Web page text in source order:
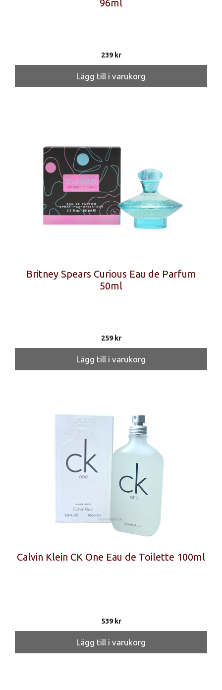
96ml
239kr
Lägg till i varukorg
Britney Spears Curious Eau de Parfum
50ml
259kr
Lägg till i varukorg
Calvin Klein CK One Eau de Toilette 100ml
539kr
Lägg till i varukorg